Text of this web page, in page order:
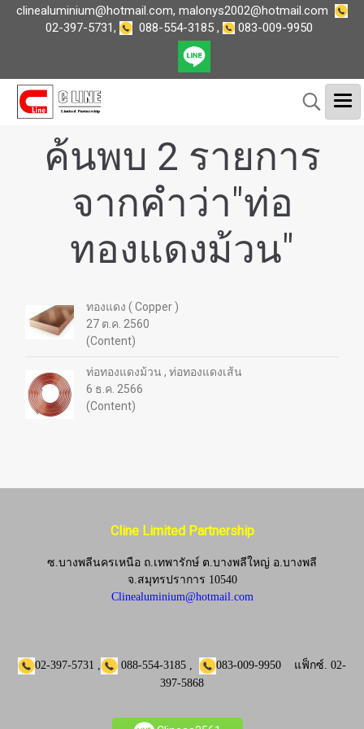
clinealuminium@hotmail.com, malonys2002@hotmail.com
02-397-5731, 088-554-3185, 083-009-9950
ค้นพบ 2 รายการ
จากคำว่า"ท่อ
ทองแดงม้วน"
ทองแดง ( Copper )
27 ต.ค. 2560
(Content)
ท่อทองแดงม้วน , ท่อทองแดงเส้น
6 ธ.ค. 2566
(Content)
Cline Limited Partnership
ซ.บางพลีนครเหนือ ถ.เทพารักษ์ ต.บางพลีใหญ่ อ.บางพลี
จ.สมุทรปราการ 10540
Clinealuminium@hotmail.com
02-397-5731 , 088-554-3185 , 083-009-9950 แฟ็กซ์. 02-
397-5868